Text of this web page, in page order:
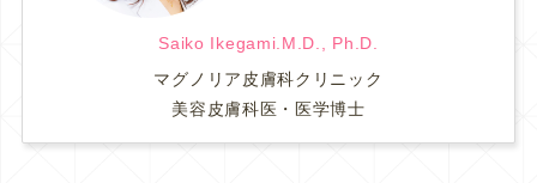
Saiko Ikegami.M.D., Ph.D.
マグノリア皮膚科クリニック
美容皮膚科医・医学博士